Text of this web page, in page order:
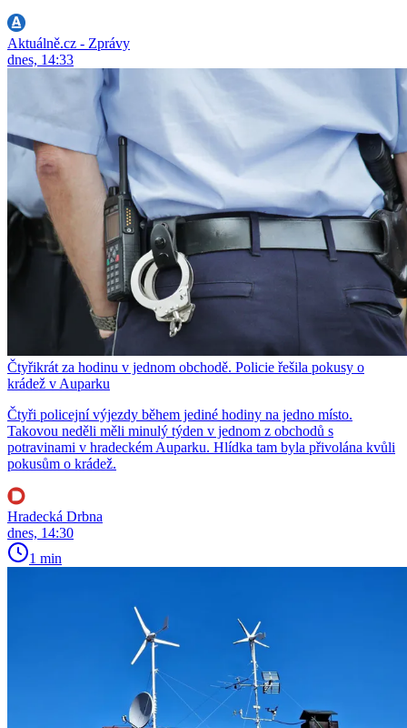
Aktuálně.cz - Zprávy
dnes, 14:33
Čtyřikrát za hodinu v jednom obchodě. Policie řešila pokusy o
krádež v Auparku
Čtyři policejní výjezdy během jediné hodiny na jedno místo.
Takovou neděli měli minulý týden v jednom z obchodů s
potravinami v hradeckém Auparku. Hlídka tam byla přivolána kvůli
pokusům o krádež.
Hradecká Drbna
dnes, 14:30
1 min